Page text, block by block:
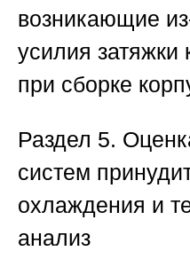
возникающие
усилия затяжки
при сборке
Раздел 5.
систем
охлаждения и
анализ